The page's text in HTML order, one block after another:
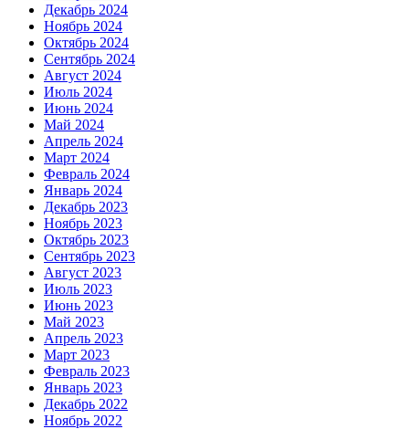
Декабрь 2024
Ноябрь 2024
Октябрь 2024
Сентябрь 2024
Август 2024
Июль 2024
Июнь 2024
Май 2024
Апрель 2024
Март 2024
Февраль 2024
Январь 2024
Декабрь 2023
Ноябрь 2023
Октябрь 2023
Сентябрь 2023
Август 2023
Июль 2023
Июнь 2023
Май 2023
Апрель 2023
Март 2023
Февраль 2023
Январь 2023
Декабрь 2022
Ноябрь 2022